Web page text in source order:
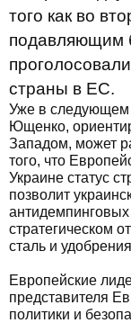
того как во
подавляющим
страны в ЕС.
Уже в следующем
Ющенко,
Западом, может
того, что
Украине статус
позволит
стратегическом
сталь и
Европейские
представителя
политики и